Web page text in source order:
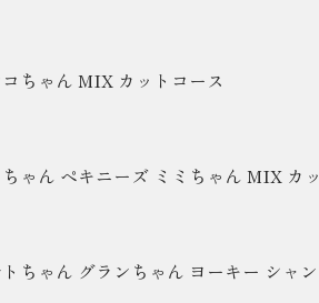
ちゃん MIX カットコース
ゃん ペキニーズ ミミちゃん MIX カ
ちゃん グランちゃん ヨーキー シャ